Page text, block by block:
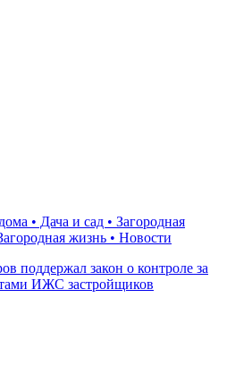
• Дача и сад • Загородная
жизнь • Новости
поддержал закон о контроле за
ИЖС застройщиков